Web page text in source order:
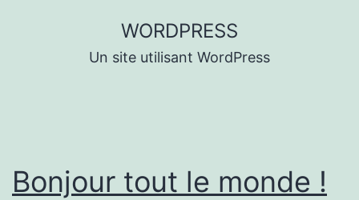
WORDPRESS
Un site utilisant WordPress
Bonjour tout le monde !